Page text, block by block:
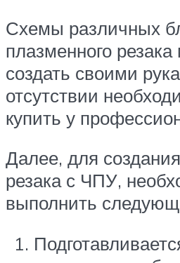
Схемы различных
плазменного
создать своими
отсутствии
купить у
Далее, для
резака с ЧПУ,
выполнить